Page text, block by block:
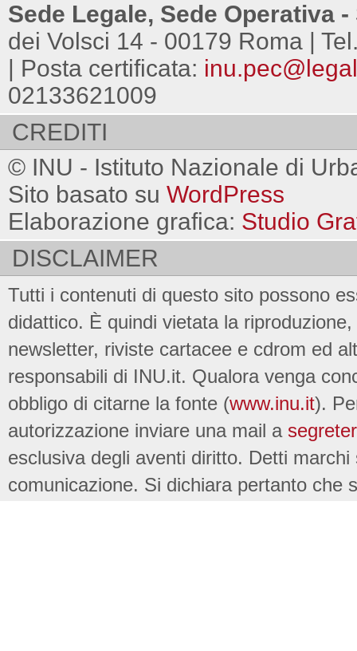
Sede Legale, Sede Operativa
dei Volsci 14 - 00179 Roma |
| Posta certificata:
02133621009
CREDITI
© INU - Istituto Nazionale di
Sito basato su WordPress
Elaborazione grafica: Studio
DISCLAIMER
Tutti i contenuti di questo sito possono
didattico. È quindi vietata la
newsletter, riviste cartacee e cdrom ed
responsabili di INU.it. Qualora venga
obbligo di citarne la fonte (www.inu.it).
autorizzazione inviare una mail a
esclusiva degli aventi diritto. Detti
comunicazione. Si dichiara pertanto che